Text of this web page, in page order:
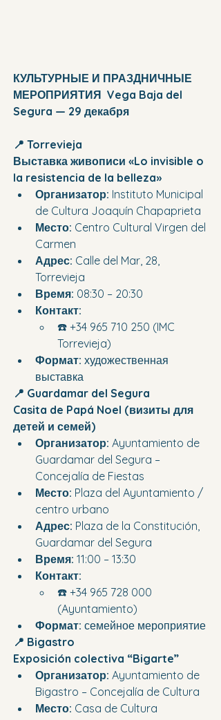
КУЛЬТУРНЫЕ И ПРАЗДНИЧНЫЕ
МЕРОПРИЯТИЯ  Vega Baja del
Segura — 29 декабря
📍 Torrevieja
Выставка живописи «Lo invisible o
la resistencia de la belleza»
Организатор: Instituto Municipal
de Cultura Joaquín Chapaprieta
Место: Centro Cultural Virgen del
Carmen
Адрес: Calle del Mar, 28,
Torrevieja
Время: 08:30 – 20:30
Контакт:
☎️ +34 965 710 250 (IMC
Torrevieja)
Формат: художественная
выставка
📍 Guardamar del Segura
Casita de Papá Noel (визиты для
детей и семей)
Организатор: Ayuntamiento de
Guardamar del Segura –
Concejalía de Fiestas
Место: Plaza del Ayuntamiento /
centro urbano
Адрес: Plaza de la Constitución,
Guardamar del Segura
Время: 11:00 – 13:30
Контакт:
☎️ +34 965 728 000
(Ayuntamiento)
Формат: семейное мероприятие
📍 Bigastro
Exposición colectiva “Bigarte”
Организатор: Ayuntamiento de
Bigastro – Concejalía de Cultura
Место: Casa de Cultura